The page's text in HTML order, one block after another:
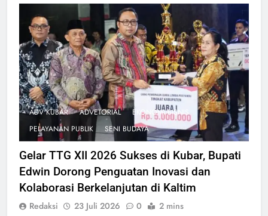
ADV KUBAR ADVETORIAL
EKONOMI BISNIS
PELAYANAN PUBLIK
SENI BUDAYA
Gelar TTG XII 2026 Sukses di Kubar, Bupati
Edwin Dorong Penguatan Inovasi dan
Kolaborasi Berkelanjutan di Kaltim
Redaksi 23 Juli 2026 0 2 mins